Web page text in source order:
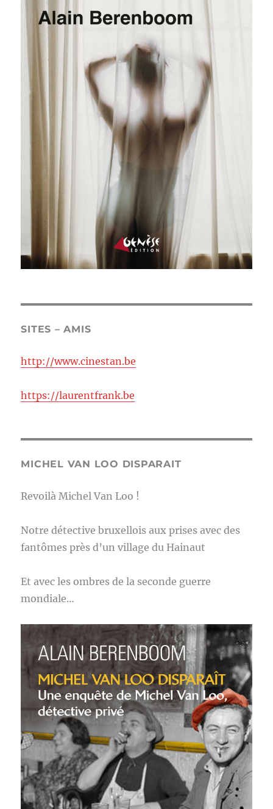
SITES – AMIS
http://www.cinestan.be
https://laurentfrank.be
MICHEL VAN LOO DISPARAIT
Revoilà Michel Van Loo !
Notre détective bruxellois aux prises avec des
fantômes près d’un village du Hainaut
Et avec les ombres de la seconde guerre
mondiale…